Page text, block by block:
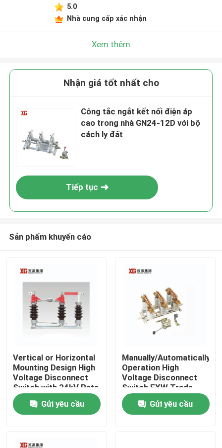
Trang Chủ
Các sản phẩm
Về chúng tôi
5.0
Nhà cung cấp xác nhận
Xem thêm
Nhận giá tốt nhất cho
Công tắc ngắt kết nối điện áp
cao trong nhà GN24-12D với bộ
cách ly đất
Tiếp tục
Sản phẩm khuyến cáo
Vertical or Horizontal
Mounting Design High
Voltage Disconnect
Switch with 24kV Rate
Voltage
Gửi yêu cầu
Manually/Automatically
Operation High
Voltage Disconnect
Switch EXW Trade
Terms Product
Gửi yêu cầu